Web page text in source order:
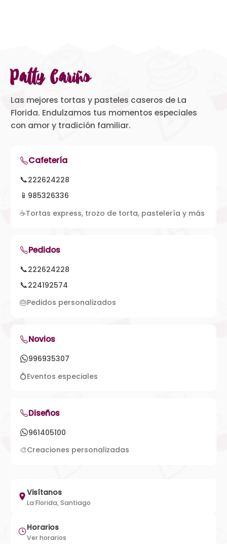
Patty Cariño
Las mejores tortas y pasteles caseros de La
Florida. Endulzamos tus momentos especiales
con amor y tradición familiar.
Cafetería
📞222624228
📱 985326336
☕Tortas express, trozo de torta, pastelería y más
Pedidos
📞222624228
📞224192574
🎂Pedidos personalizados
Novios
996935307
💍Eventos especiales
Diseños
961405100
🎨Creaciones personalizadas
Visítanos
La Florida, Santiago
Horarios
Ver horarios